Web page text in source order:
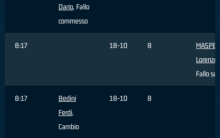
Dario, Fallo
commesso
8:17 18-10 8
Lorenzo
Fallo
8:17
Bedini
Ferdi,
Cambio
18-10 8